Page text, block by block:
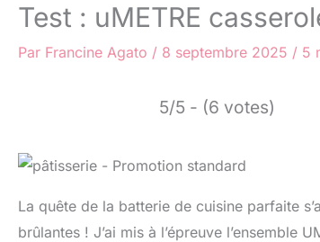
Test : uMETRE
Par Francine Agato / 8 septembre 2025 / 5
5/5 - (6 votes)
La quête de la batterie de cuisine parfaite
brûlantes ! J’ai mis à l’épreuve l’ensemble